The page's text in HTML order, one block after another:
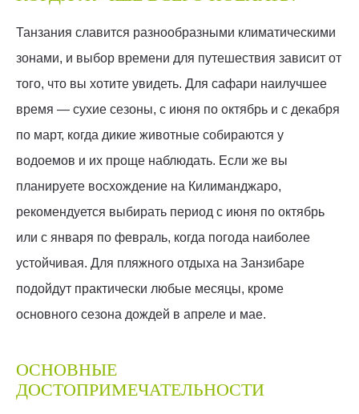
Танзания славится разнообразными климатическими
зонами, и выбор времени для путешествия зависит от
того, что вы хотите увидеть. Для сафари наилучшее
время — сухие сезоны, с июня по октябрь и с декабря
по март, когда дикие животные собираются у
водоемов и их проще наблюдать. Если же вы
планируете восхождение на Килиманджаро,
рекомендуется выбирать период с июня по октябрь
или с января по февраль, когда погода наиболее
устойчивая. Для пляжного отдыха на Занзибаре
подойдут практически любые месяцы, кроме
основного сезона дождей в апреле и мае.
ОСНОВНЫЕ
ДОСТОПРИМЕЧАТЕЛЬНОСТИ